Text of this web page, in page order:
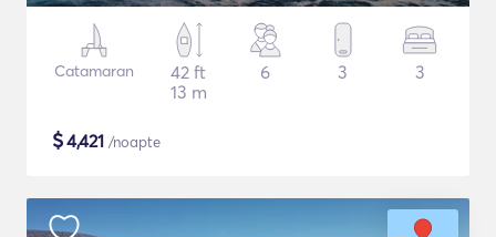
Catamaran
42 ft
13 m
6 3 3
$4,421 /noapte